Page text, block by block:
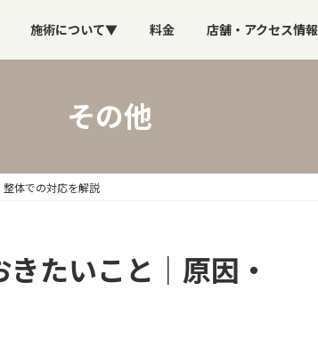
施術について▼ 料金 店舗・アクセス情報
その他
体での対応を解説
たいこと｜原因・